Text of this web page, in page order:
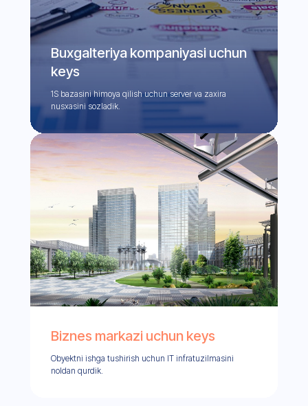
Buxgalteriya kompaniyasi uchun
keys
1S bazasini himoya qilish uchun server va zaxira
nusxasini sozladik.
Biznes markazi uchun keys
Obyektni ishga tushirish uchun IT infratuzilmasini
noldan qurdik.